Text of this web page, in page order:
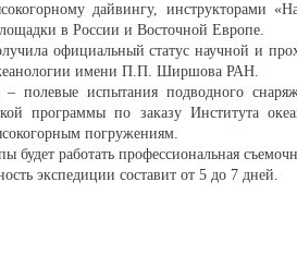
дайвингу, инструкторами
в России и Восточной Европе.
официальный статус научной и
имени П.П. Ширшова РАН.
полевые испытания подводного
программы по заказу Института
погружениям.
будет работать профессиональная
экспедиции составит от 5 до 7 дней.